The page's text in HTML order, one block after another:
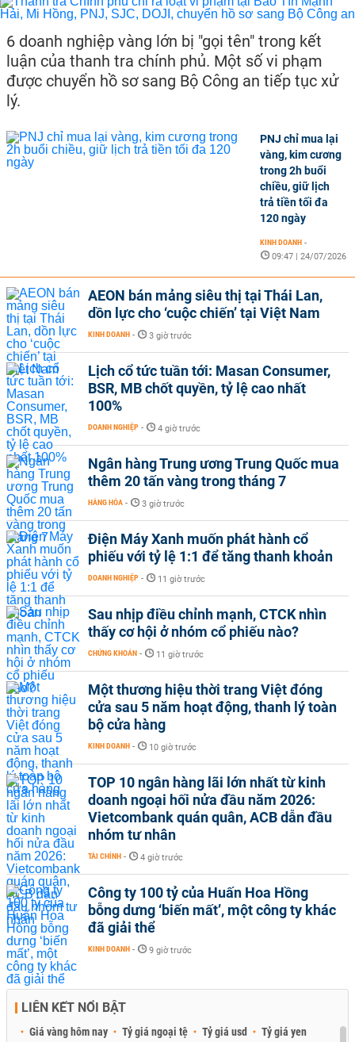
6 doanh nghiệp vàng lớn bị "gọi tên" trong kết
luận của thanh tra chính phủ. Một số vi phạm
được chuyển hồ sơ sang Bộ Công an tiếp tục xử
lý.
PNJ chỉ mua lại
vàng, kim cương
trong 2h buổi
chiều, giữ lịch
trả tiền tối đa
120 ngày
KINH DOANH -
09:47 | 24/07/2026
AEON bán mảng siêu thị tại Thái Lan,
dồn lực cho ‘cuộc chiến’ tại Việt Nam
KINH DOANH - 3 giờ trước
Lịch cổ tức tuần tới: Masan Consumer,
BSR, MB chốt quyền, tỷ lệ cao nhất
100%
DOANH NGHIỆP - 4 giờ trước
Ngân hàng Trung ương Trung Quốc mua
thêm 20 tấn vàng trong tháng 7
HÀNG HÓA - 3 giờ trước
Điện Máy Xanh muốn phát hành cổ
phiếu với tỷ lệ 1:1 để tăng thanh khoản
DOANH NGHIỆP - 11 giờ trước
Sau nhịp điều chỉnh mạnh, CTCK nhìn
thấy cơ hội ở nhóm cổ phiếu nào?
CHỨNG KHOÁN - 11 giờ trước
Một thương hiệu thời trang Việt đóng
cửa sau 5 năm hoạt động, thanh lý toàn
bộ cửa hàng
KINH DOANH - 10 giờ trước
TOP 10 ngân hàng lãi lớn nhất từ kinh
doanh ngoại hối nửa đầu năm 2026:
Vietcombank quán quân, ACB dẫn đầu
nhóm tư nhân
TÀI CHÍNH - 4 giờ trước
Công ty 100 tỷ của Huấn Hoa Hồng
bỗng dưng ‘biến mất’, một công ty khác
đã giải thể
KINH DOANH - 9 giờ trước
LIÊN KẾT NỔI BẬT
Giá vàng hôm nay Tỷ giá ngoại tệ Tỷ giá usd Tỷ giá yen